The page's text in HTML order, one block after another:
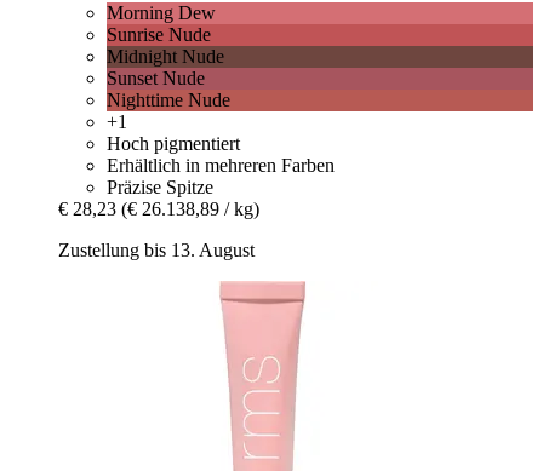
Morning Dew
Sunrise Nude
Midnight Nude
Sunset Nude
Nighttime Nude
+1
Hoch pigmentiert
Erhältlich in mehreren Farben
Präzise Spitze
€ 28,23 (€ 26.138,89 / kg)
Zustellung bis 13. August